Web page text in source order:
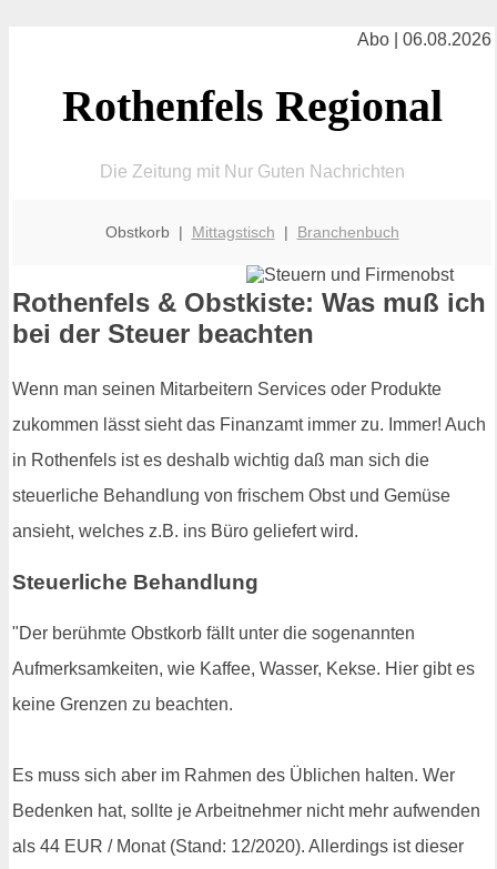
Abo | 06.08.2026
Rothenfels Regional
Die Zeitung mit Nur Guten Nachrichten
Obstkorb | Mittagstisch | Branchenbuch
Rothenfels & Obstkiste: Was muß ich
bei der Steuer beachten
Wenn man seinen Mitarbeitern Services oder Produkte
zukommen lässt sieht das Finanzamt immer zu. Immer! Auch
in Rothenfels ist es deshalb wichtig daß man sich die
steuerliche Behandlung von frischem Obst und Gemüse
ansieht, welches z.B. ins Büro geliefert wird.
Steuerliche Behandlung
"Der berühmte Obstkorb fällt unter die sogenannten
Aufmerksamkeiten, wie Kaffee, Wasser, Kekse. Hier gibt es
keine Grenzen zu beachten.
Es muss sich aber im Rahmen des Üblichen halten. Wer
Bedenken hat, sollte je Arbeitnehmer nicht mehr aufwenden
als 44 EUR / Monat (Stand: 12/2020). Allerdings ist dieser